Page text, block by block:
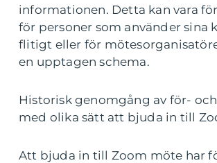
informationen. Detta kan vara
för personer som använder sina
flitigt eller för
en upptagen schema.
Historisk genomgång av för-
med olika sätt att bjuda in till
Att bjuda in till Zoom möte har